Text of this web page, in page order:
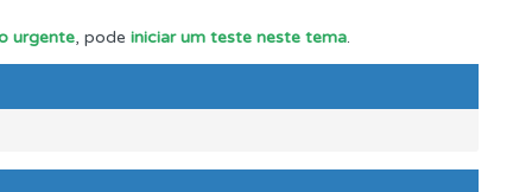
oficial.
urgente, pode iniciar um teste neste tema.